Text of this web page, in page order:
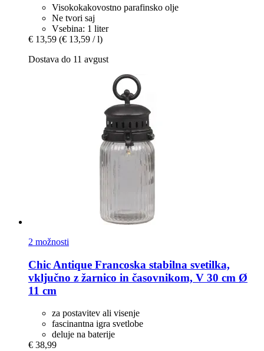
Visokokakovostno parafinsko olje
Ne tvori saj
Vsebina: 1 liter
€ 13,59 (€ 13,59 / l)
Dostava do 11 avgust
2 možnosti
Chic Antique Francoska stabilna svetilka,
vključno z žarnico in časovnikom, V 30 cm Ø
11 cm
za postavitev ali visenje
fascinantna igra svetlobe
deluje na baterije
€ 38,99